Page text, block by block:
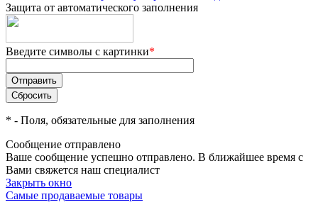
Защита от автоматического заполнения
Введите символы с картинки*
* - Поля, обязательные для заполнения
Сообщение отправлено
Ваше сообщение успешно отправлено. В ближайшее время с
Вами свяжется наш специалист
Закрыть окно
Самые продаваемые товары